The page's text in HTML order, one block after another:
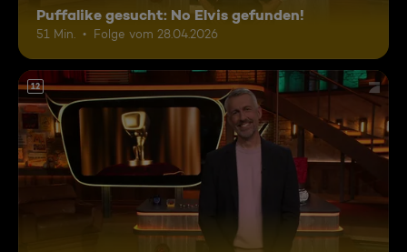
Puffalike gesucht: No Elvis gefunden!
51 Min. Folge vom 28.04.2026
12